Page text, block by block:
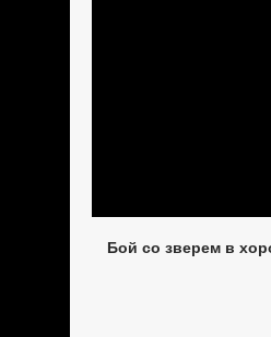
Бой со зверем в